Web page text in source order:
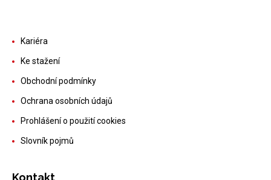
Kariéra
Ke stažení
Obchodní podmínky
Ochrana osobních údajů
Prohlášení o použití cookies
Slovník pojmů
Kontakt